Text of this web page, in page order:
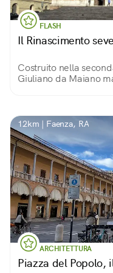
FLASH
Il Rinascimento
Costruito nella
Giuliano da Maiano
12km | Faenza, RA
ARCHITETTURA
Piazza del Popolo,